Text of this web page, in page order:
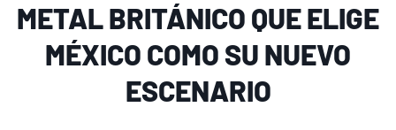
METAL BRITÁNICO QUE ELIGE
MÉXICO COMO SU NUEVO
ESCENARIO